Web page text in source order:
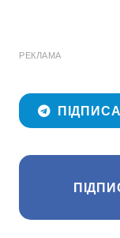
РЕКЛАМА